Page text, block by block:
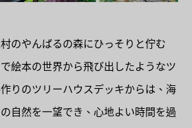
のやんばるの森にひっそりと佇む
絵本の世界から飛び出したようなツ
りのツリーハウスデッキからは、海
自然を一望でき、心地よい時間を過